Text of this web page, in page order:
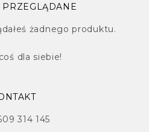
PRZEGLĄDANE
żadnego produktu.
coś dla siebie!
314 145